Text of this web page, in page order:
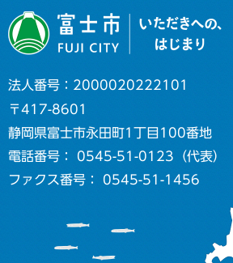
法人番号：2000020222101
〒417-8601
静岡県富士市永田町1丁目100番地
電話番号： 0545-51-0123（代表）
ファクス番号： 0545-51-1456